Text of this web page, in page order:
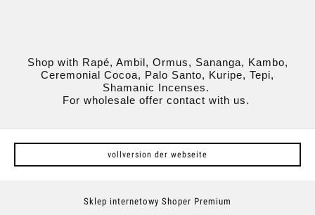
Shop with Rapé, Ambil, Ormus, Sananga, Kambo,
Ceremonial Cocoa, Palo Santo, Kuripe, Tepi,
Shamanic Incenses.
For wholesale offer contact with us.
vollversion der webseite
Sklep internetowy Shoper Premium